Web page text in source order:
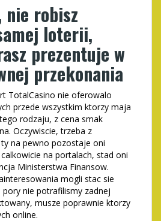
nie robisz
loterii,
prezentuje w
przekonania
TotalCasino nie oferowalo
przede wszystkim ktorzy maja
rodzaju, z cena smak
Oczywiscie, trzeba z
na pewno pozostaje oni
na portalach, stad oni
Ministerstwa Finansow.
mogli stac sie
nie potrafilismy zadnej
musze poprawnie ktorzy
online.